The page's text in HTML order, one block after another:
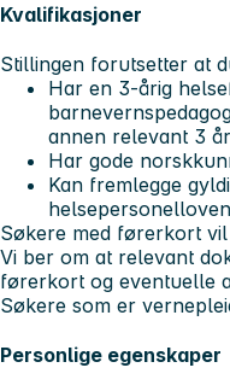
Kvalifikasjoner
Stillingen forutsetter at
Har en 3-årig
annen relevant 3
Har gode
Kan fremlegge
Søkere med førerkort
Vi ber om at relevant
førerkort og eventuelle
Søkere som er
Personlige egenskaper